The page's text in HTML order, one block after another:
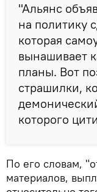
"Альянс
на политику
которая
вынашивает
планы. Вот
страшилки,
которого
По его словам,
материалов,